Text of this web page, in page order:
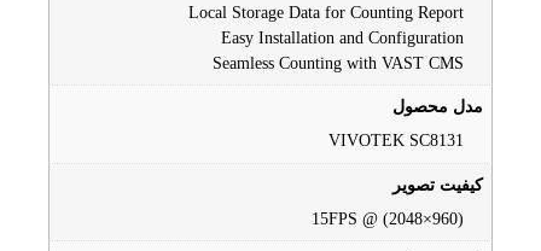
Local Storage Data for Counting Report
Easy Installation and Configuration
Seamless Counting with VAST CMS
مدل محصول
VIVOTEK SC8131
کیفیت تصویر
15FPS @ (2048×960)